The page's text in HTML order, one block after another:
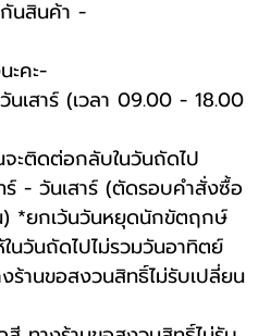
นสินค้า -️
คะ-️
เสาร์ (เวลา 09.00 - 18.00
จะติดต่อกลับในวันถัดไป
- วันเสาร์ (ตัดรอบคำสั่งซื้อ
) *ยกเว้นวันหยุดนักขัตฤกษ์
ในวันถัดไปไม่รวมวันอาทิตย์
านขอสงวนสิทธิ์ไม่รับเปลี่ยน